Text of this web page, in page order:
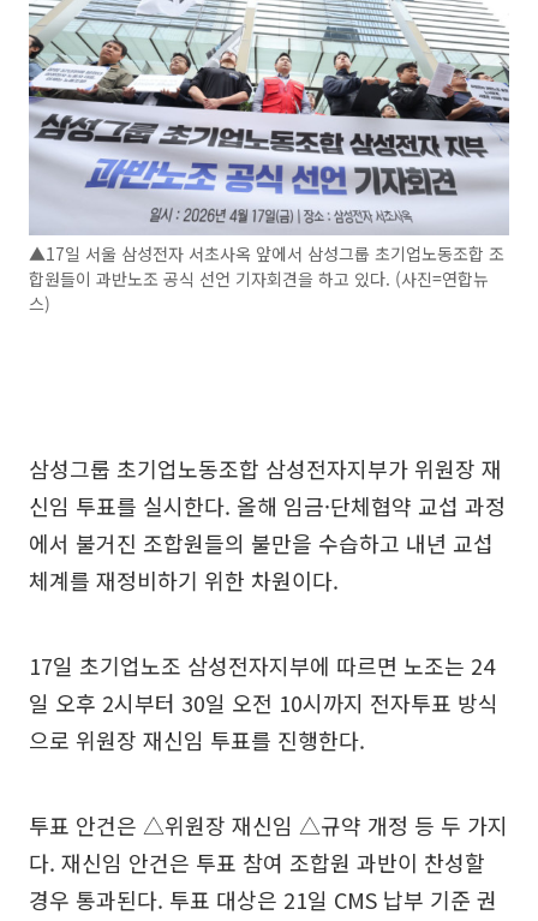
▲17일 서울 삼성전자 서초사옥 앞에서 삼성그룹 초기업노동조합 조
합원들이 과반노조 공식 선언 기자회견을 하고 있다. (사진=연합뉴
스)
삼성그룹 초기업노동조합 삼성전자지부가 위원장 재
신임 투표를 실시한다. 올해 임금·단체협약 교섭 과정
에서 불거진 조합원들의 불만을 수습하고 내년 교섭
체계를 재정비하기 위한 차원이다.
17일 초기업노조 삼성전자지부에 따르면 노조는 24
일 오후 2시부터 30일 오전 10시까지 전자투표 방식
으로 위원장 재신임 투표를 진행한다.
투표 안건은 △위원장 재신임 △규약 개정 등 두 가지
다. 재신임 안건은 투표 참여 조합원 과반이 찬성할
경우 통과된다. 투표 대상은 21일 CMS 납부 기준 권